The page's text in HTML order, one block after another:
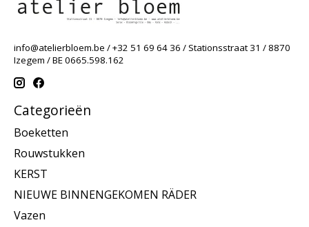
info@atelierbloem.be / +32 51 69 64 36 / Stationsstraat 31 / 8870
Izegem / BE 0665.598.162
Categorieën
Boeketten
Rouwstukken
KERST
NIEUWE BINNENGEKOMEN RÄDER
Vazen